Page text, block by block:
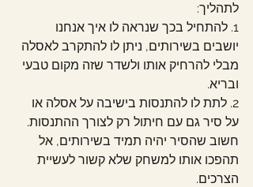
לתהליך:
1. להתחיל בכך שנראה לו איך אנחנו
יושבים בשירותים, ניתן לו להתקרב לאסלה
מבלי להרחיק אותו ולשדר שזה מקום טבעי
ובריא.
2. לתת לו להתנסות בישיבה על אסלה או
על סיר גם עם חיתול רק לצורך ההתנסות.
חשוב שהסיר יהיה תמיד בשירותים, אל
תהפכו אותו למשחק שלא קשור לעשיית
הצרכים.